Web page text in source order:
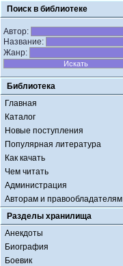
Поиск в библиотеке
Автор:
Название:
Жанр:
Библиотека
Главная
Каталог
Новые поступления
Популярная литература
Как качать
Чем читать
Администрация
Авторам и правообладателям
Разделы хранилища
Анекдоты
Биография
Боевик